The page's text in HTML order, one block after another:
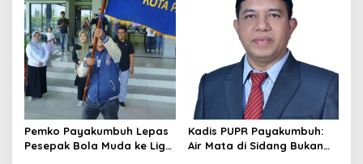
Pemko Payakumbuh Lepas
Pesepak Bola Muda ke Liga
Kadis PUPR Payakumbuh:
Air Mata di Sidang Bukan